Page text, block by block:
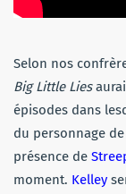
Selon nos
Big Little Lies
épisodes dans
du personnage de
présence de
moment. Kelley